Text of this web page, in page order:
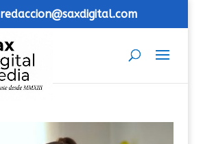
redaccion@saxdigital.com